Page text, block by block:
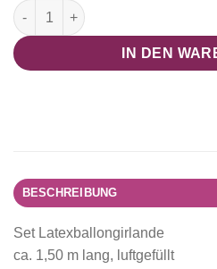
Set Latexballongirlande plus 2
IN DEN
BESCHREIBUNG
Set Latexballongirlande
ca. 1,50 m lang, luftgefüllt